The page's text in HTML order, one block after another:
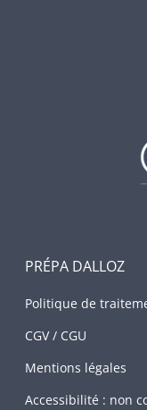
PRÉPA DALLOZ
Politique de
CGV / CGU
Mentions légales
Accessibilité : non